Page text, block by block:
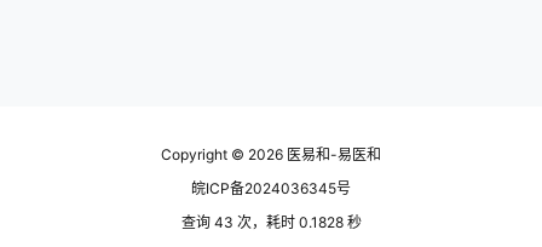
Copyright © 2026 医易和-易医和
皖ICP备2024036345号
查询 43 次，耗时 0.1828 秒